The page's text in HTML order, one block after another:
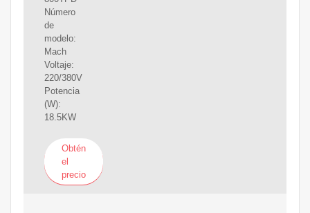
Número
de
modelo:
Mach
Voltaje:
220/380V
Potencia
(W):
18.5KW
Obtén
el
precio